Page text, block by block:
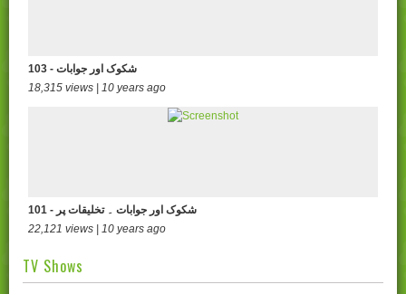
103 - شکوک اور جوابات
18,315 views | 10 years ago
101 - شکوک اور جوابات ۔ تخلیقات پر
22,121 views | 10 years ago
TV Shows